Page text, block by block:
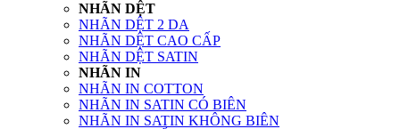
NHÃN DỆT
NHÃN DỆT 2 DA
NHÃN DỆT CAO CẤP
NHÃN DỆT SATIN
NHÃN IN
NHÃN IN COTTON
NHÃN IN SATIN CÓ BIÊN
NHÃN IN SATIN KHÔNG BIÊN